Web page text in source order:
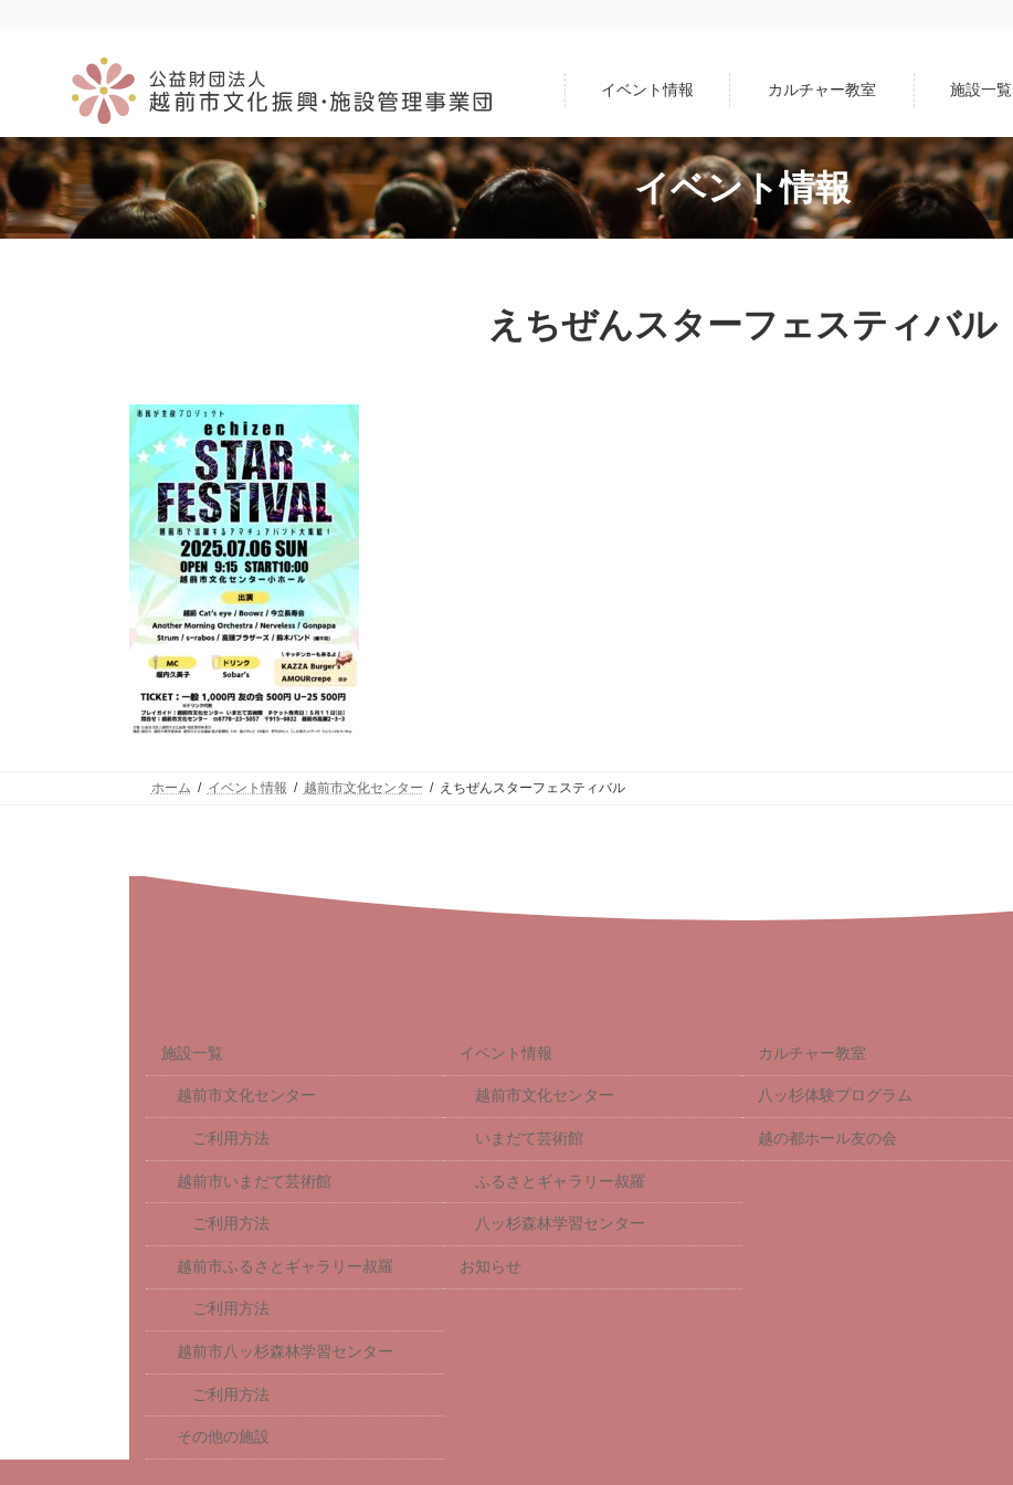
ス
キ
ッ
プ
ン
に
移
動
イベント情報 カルチャー教室 施設一覧
イベント情報
えちぜんスターフェスティバル
ホーム イベント情報 越前市文化センター えちぜんスターフェスティバル
施設一覧
越前市文化センター
ご利用方法
越前市いまだて芸術館
ご利用方法
越前市ふるさとギャラリー叔羅
ご利用方法
越前市八ッ杉森林学習センター
ご利用方法
その他の施設
イベント情報
越前市文化センター
いまだて芸術館
ふるさとギャラリー叔羅
八ッ杉森林学習センター
お知らせ
カルチャー教室
八ッ杉体験プログラム
越の都ホール友の会